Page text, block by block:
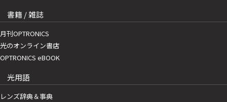
書籍 / 雑誌
月刊OPTRONICS
光のオンライン書店
OPTRONICS eBOOK
光用語
レンズ辞典＆事典